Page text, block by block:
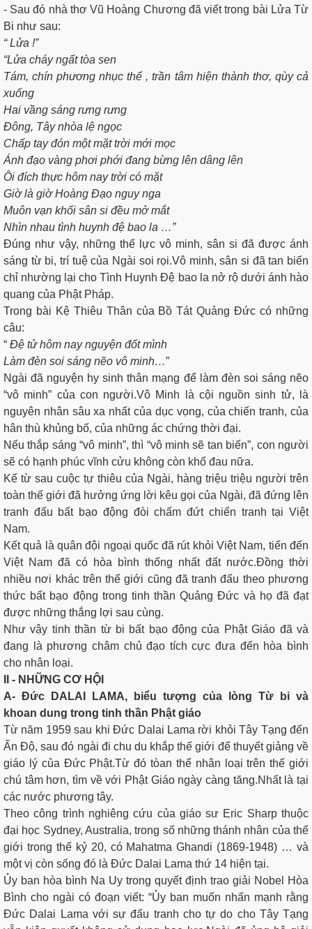
- Sau đó nhà thơ Vũ Hoàng Chương đã viết trong bài Lửa Từ
Bi như sau:
“ Lửa !”
“Lửa cháy ngất tòa sen
Tám, chín phương nhục thể , trần tâm hiện thành thơ, qùy cả
xuống
Hai vầng sáng rưng rưng
Đông, Tây nhòa lệ ngọc
Chấp tay đón một mặt trời mới mọc
Ánh đạo vàng phơi phới đang bừng lên dâng lên
Ôi đích thực hôm nay trời có mặt
Giờ là giờ Hoàng Đạo nguy nga
Muôn vạn khối sân si đều mở mắt
Nhìn nhau tình huynh đệ bao la …”
Đúng như vậy, những thế lực vô minh, sân si đã được ánh
sáng từ bi, trí tuệ của Ngài soi rọi.Vô minh, sân si đã tan biến
chỉ nhường lại cho Tình Huynh Đệ bao la nở rộ dưới ánh hào
quang của Phật Pháp.
Trong bài Kệ Thiêu Thân của Bồ Tát Quảng Đức có những
câu:
“ Đệ tử hôm nay nguyện đốt mình
Làm đèn soi sáng nẽo vô minh…”
Ngài đã nguyện hy sinh thân mạng để làm đèn soi sáng nẽo
“vô minh” của con người.Vô Minh là cội nguồn sinh tử, là
nguyên nhân sâu xa nhất của dục vọng, của chiến tranh, của
hân thù khủng bố, của những ác chứng thời đại.
Nếu thắp sáng “vô minh”, thì “vô minh sẽ tan biến”, con người
sẽ có hạnh phúc vĩnh cửu không còn khổ đau nữa.
Kể từ sau cuộc tự thiêu của Ngài, hàng triệu triệu người trên
toàn thế giới đã hưởng ứng lời kêu gọi của Ngài, đã đứng lên
tranh đấu bất bạo động đòi chấm đứt chiến tranh tại Việt
Nam.
Kết quả là quân đội ngoại quốc đã rút khỏi Việt Nam, tiến đến
Việt Nam đã có hòa bình thống nhất đất nước.Đồng thời
nhiều nơi khác trên thế giới cũng đã tranh đấu theo phương
thức bất bạo động trong tinh thần Quảng Đức và họ đã đạt
được những thắng lợi sau cùng.
Như vậy tinh thần từ bi bất bạo động của Phật Giáo đã và
đang là phương châm chủ đạo tích cực đưa đến hòa bình
cho nhân loại.
II - NHỮNG CƠ HỘI
A- Đức DALAI LAMA, biểu tượng của lòng Từ bi và
khoan dung trong tinh thần Phật giáo
Từ năm 1959 sau khi Đức Dalai Lama rời khỏi Tây Tạng đến
Ấn Độ, sau đó ngài đi chu du khắp thế giới để thuyết giảng về
giáo lý của Đức Phật.Từ đó tòan thể nhân loại trên thế giới
chú tâm hơn, tìm về với Phật Giáo ngày càng tăng.Nhất là tại
các nước phương tây.
Theo công trình nghiêng cứu của giáo sư Eric Sharp thuộc
đại học Sydney, Australia, trong số những thánh nhân của thế
giới trong thế kỷ 20, có Mahatma Ghandi (1869-1948) … và
một vị còn sống đó là Đức Dalai Lama thứ 14 hiện tại.
Ủy ban hòa bình Na Uy trong quyết định trao giải Nobel Hòa
Bình cho ngài có đoạn viết: “Ủy ban muốn nhấn mạnh rằng
Đức Dalai Lama với sự đấu tranh cho tự do cho Tây Tạng